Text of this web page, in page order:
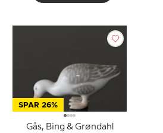
SPAR 26%
Gås, Bing & Grøndahl